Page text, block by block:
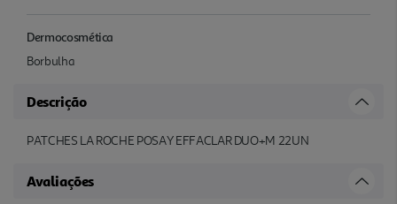
Dermocosmética
Borbulha
Descrição
PATCHES LA ROCHE POSAY EFFACLAR DUO+M 22UN
Avaliações